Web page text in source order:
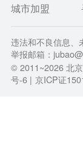
城市加盟
违法和不良信息、
举报邮箱：
© 2011~2026北
号-6 | 京ICP证